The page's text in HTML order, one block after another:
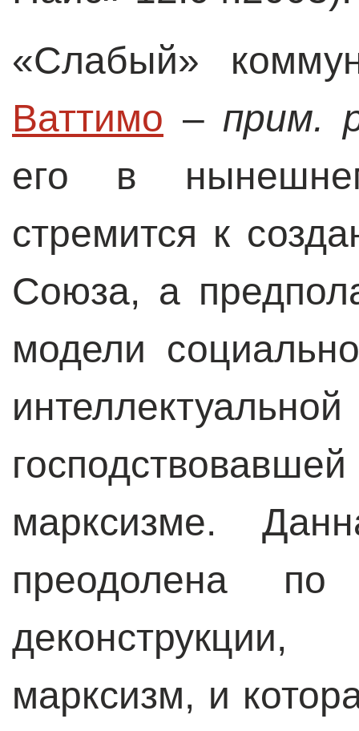
«Слабый»
Ваттимо – прим.
его в
стремится к
Союза, а
модели
марксизме.
преодолена по
марксизм, и